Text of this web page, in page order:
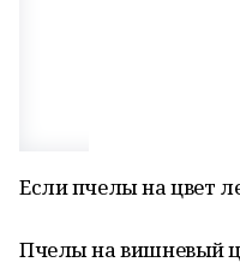
Если пчелы на цвет
Пчелы на вишневый